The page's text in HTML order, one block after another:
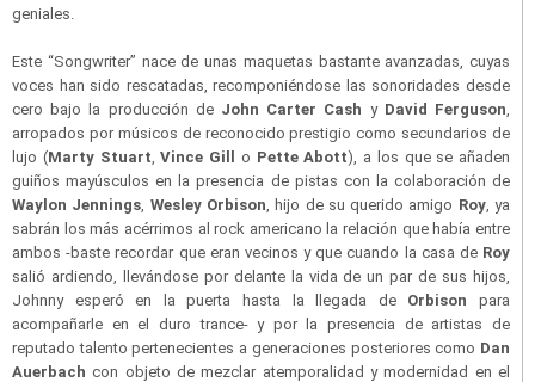
geniales.
Este “Songwriter” nace de unas maquetas bastante avanzadas, cuyas
voces han sido rescatadas, recomponiéndose las sonoridades desde
cero bajo la producción de John Carter Cash y David Ferguson,
arropados por músicos de reconocido prestigio como secundarios de
lujo (Marty Stuart,Vince Gill o Pette Abott), a los que se añaden
guiños mayúsculos en la presencia de pistas con la colaboración de
Waylon Jennings, Wesley Orbison, hijo de su querido amigo Roy, ya
sabrán los más acérrimos al rock americano la relación que había entre
ambos -baste recordar que eran vecinos y que cuando la casa de Roy
salió ardiendo, llevándose por delante la vida de un par de sus hijos,
Johnny esperó en la puerta hasta la llegada deOrbison para
acompañarle en el duro trance- y por la presencia de artistas de
reputado talento pertenecientes a generaciones posteriores como Dan
Auerbachcon objeto de mezclar atemporalidad y modernidad en el